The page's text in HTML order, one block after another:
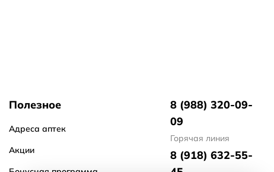
Полезное
Адреса аптек
Акции
8 (988) 320-09-
09
Горячая линия
8 (918) 632-55-